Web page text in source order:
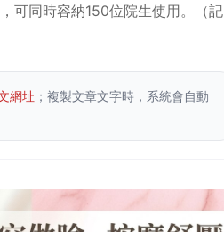
可同時容納150位院生使用。（記
網址 ；複製文章文字時，系統會自動